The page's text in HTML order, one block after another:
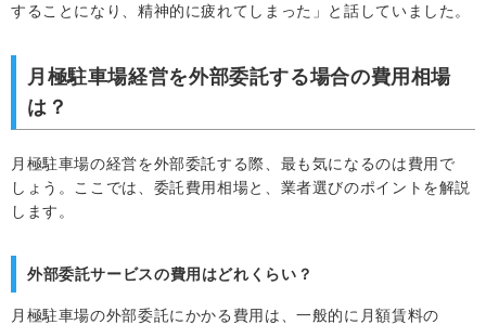
することになり、精神的に疲れてしまった」と話していました。
月極駐車場経営を外部委託する場合の費用相場
は？
月極駐車場の経営を外部委託する際、最も気になるのは費用で
しょう。ここでは、委託費用相場と、業者選びのポイントを解説
します。
外部委託サービスの費用はどれくらい？
月極駐車場の外部委託にかかる費用は、一般的に月額賃料の